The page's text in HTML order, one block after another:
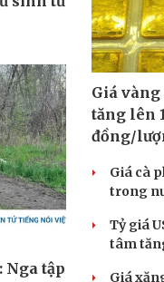
Giá vàng
tăng lên
đồng/
Giá cà
trong
Tỷ giá
tâm
Giá